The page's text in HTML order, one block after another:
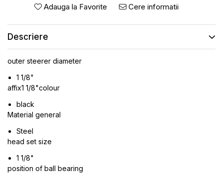
Accesorii Remorca
Roti ajutatoare
Scaune pentru Copii
ROTI SPATE
SET ROTI
SUSPENSII SPATE
BUTUCI ROATA
PINIOANE
SCHIMBATOR PINIOANE
SCHIMBATOR FOI
ETRIER FRANA
JANTE
ANGRENAJE
Adauga la Favorite Cere informatii
Descriere
outer steerer diameter
1 1/8"
affix1 1/8"colour
black
Material general
Steel
head set size
1 1/8"
position of ball bearing